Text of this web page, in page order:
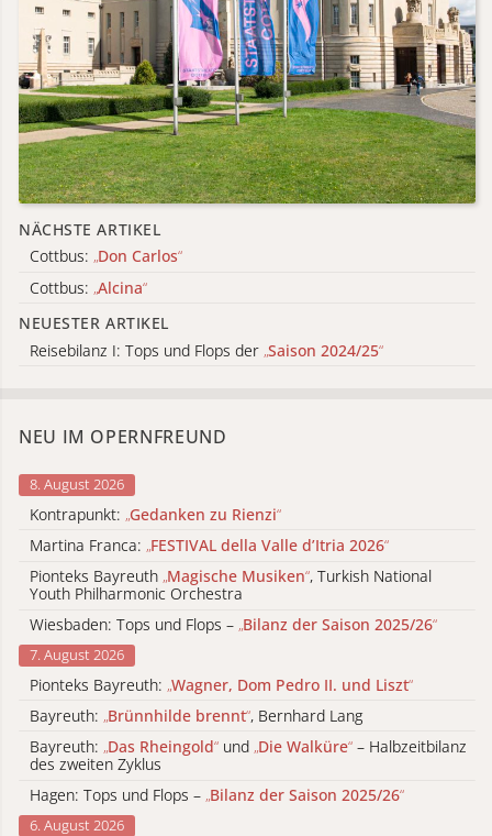
NÄCHSTE ARTIKEL
Cottbus: „Don Carlos“
Cottbus: „Alcina“
NEUESTER ARTIKEL
Reisebilanz I: Tops und Flops der „Saison 2024/25“
NEU IM OPERNFREUND
8. August 2026
Kontrapunkt: „Gedanken zu Rienzi“
Martina Franca: „FESTIVAL della Valle d’Itria 2026“
Pionteks Bayreuth „Magische Musiken“, Turkish National
Youth Philharmonic Orchestra
Wiesbaden: Tops und Flops – „Bilanz der Saison 2025/26“
7. August 2026
Pionteks Bayreuth: „Wagner, Dom Pedro II. und Liszt“
Bayreuth: „Brünnhilde brennt“, Bernhard Lang
Bayreuth: „Das Rheingold“ und „Die Walküre“ – Halbzeitbilanz
des zweiten Zyklus
Hagen: Tops und Flops – „Bilanz der Saison 2025/26“
6. August 2026